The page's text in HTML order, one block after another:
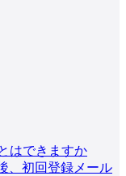
はできますか
、初回登録メール